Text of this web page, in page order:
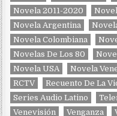
Novela 2011-2020
Novela Argentina
Novela Colombiana
Novelas De Los 80
Novela USA
Novela
RCTV
Recuento De La
Series Audio Latino
Venevisión
Venganza